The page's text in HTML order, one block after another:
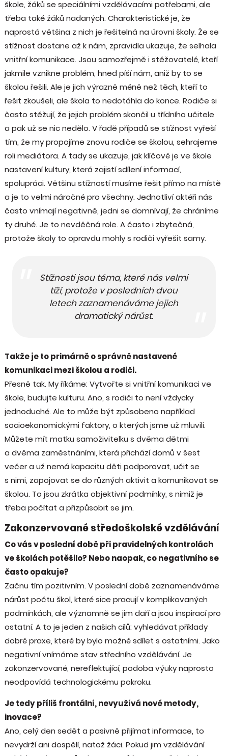
škole, žáků se speciálními vzdělávacími potřebami, ale
třeba také žáků nadaných. Charakteristické je, že
naprostá většina z nich je řešitelná na úrovni školy. Že se
stížnost dostane až k nám, zpravidla ukazuje, že selhala
vnitřní komunikace. Jsou samozřejmě i stěžovatelé, kteří
jakmile vznikne problém, hned píší nám, aniž by to se
školou řešili. Ale je jich výrazně méně než těch, kteří to
řešit zkoušeli, ale škola to nedotáhla do konce. Rodiče si
často stěžují, že jejich problém skončil u třídního učitele
a pak už se nic nedělo. V řadě případů se stížnost vyřeší
tím, že my propojíme znovu rodiče se školou, sehrajeme
roli mediátora. A tady se ukazuje, jak klíčové je ve škole
nastavení kultury, která zajistí sdílení informací,
spolupráci. Většinu stížností musíme řešit přímo na místě
a je to velmi náročné pro všechny. Jednotliví aktéři nás
často vnímají negativně, jedni se domnívají, že chráníme
ty druhé. Je to nevděčná role. A často i zbytečná,
protože školy to opravdu mohly s rodiči vyřešit samy.
Stížnosti jsou téma, které nás velmi
tíží, protože v posledních dvou
letech zaznamenáváme jejich
dramatický nárůst.
Takže je to primárně o správně nastavené
komunikaci mezi školou a rodiči.
Přesně tak. My říkáme: Vytvořte si vnitřní komunikaci ve
škole, budujte kulturu. Ano, s rodiči to není vždycky
jednoduché. Ale to může být způsobeno například
socioekonomickými faktory, o kterých jsme už mluvili.
Můžete mít matku samoživitelku s dvěma dětmi
a dvěma zaměstnáními, která přichází domů v šest
večer a už nemá kapacitu děti podporovat, učit se
s nimi, zapojovat se do různých aktivit a komunikovat se
školou. To jsou zkrátka objektivní podmínky, s nimiž je
třeba počítat a přizpůsobit se jim.
Zakonzervované středoškolské vzdělávání
Co vás v poslední době při pravidelných kontrolách
ve školách potěšilo? Nebo naopak, co negativního se
často opakuje?
Začnu tím pozitivním. V poslední době zaznamenáváme
nárůst počtu škol, které sice pracují v komplikovaných
podmínkách, ale významně se jim daří a jsou inspirací pro
ostatní. A to je jeden z našich cílů: vyhledávat příklady
dobré praxe, které by bylo možné sdílet s ostatními. Jako
negativní vnímáme stav středního vzdělávání. Je
zakonzervované, nereflektující, podoba výuky naprosto
neodpovídá technologickému pokroku.
Je tedy příliš frontální, nevyužívá nové metody,
inovace?
Ano, celý den sedět a pasivně přijímat informace, to
nevydrží ani dospělí, natož žáci. Pokud jim vzdělávání